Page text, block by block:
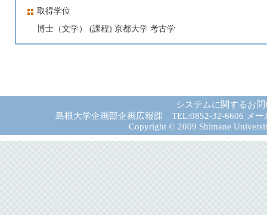
取得学位
博士（文学） (課程) 京都大学 考古学
システムに関するお
島根大学企画部企画広報課 TEL:0852-32-6606 メー
Copyright © 2009 Shimane